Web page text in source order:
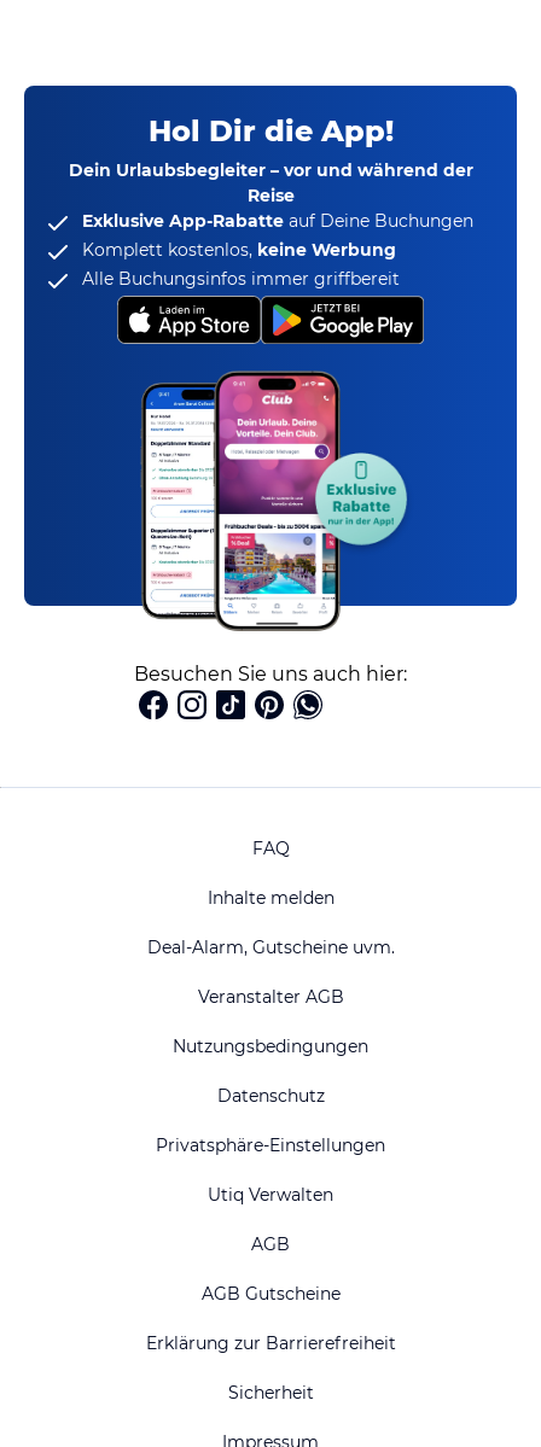
Hol Dir die App!
Dein Urlaubsbegleiter – vor und während der
Reise
Exklusive App-Rabatte auf Deine Buchungen
Komplett kostenlos, keine Werbung
Alle Buchungsinfos immer griffbereit
Besuchen Sie uns auch hier:
FAQ
Inhalte melden
Deal-Alarm, Gutscheine uvm.
Veranstalter AGB
Nutzungsbedingungen
Datenschutz
Privatsphäre-Einstellungen
Utiq Verwalten
AGB
AGB Gutscheine
Erklärung zur Barrierefreiheit
Sicherheit
Impressum